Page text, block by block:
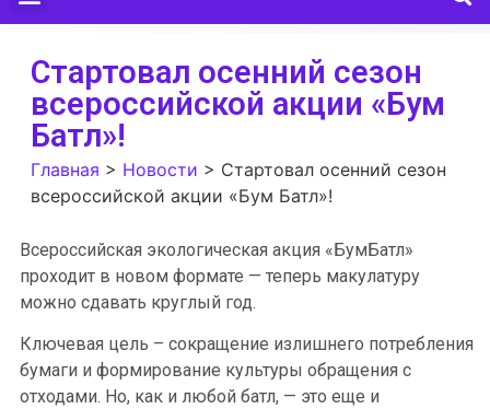
Стартовал осенний сезон
всероссийской акции «Бум
Батл»!
Главная > Новости > Стартовал осенний сезон
всероссийской акции «Бум Батл»!
Всероссийская экологическая акция «БумБатл»
проходит в новом формате — теперь макулатуру
можно сдавать круглый год.
Ключевая цель – сокращение излишнего потребления
бумаги и формирование культуры обращения с
отходами. Но, как и любой батл, — это еще и